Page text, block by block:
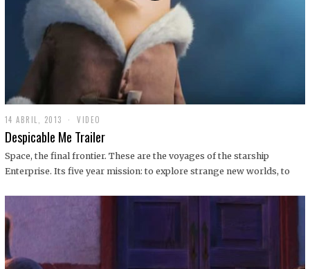
14 ABRIL, 2013
9
D
C
I
1
VIDEO
Despicable Me Trailer
Space, the final frontier. These are the voyages of the starship
Enterprise. Its five year mission: to explore strange new worlds, to